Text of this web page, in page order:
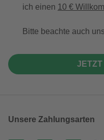
ich einen 10 €
Bitte beachte auch
JETZT
Unsere Zahlungsarten